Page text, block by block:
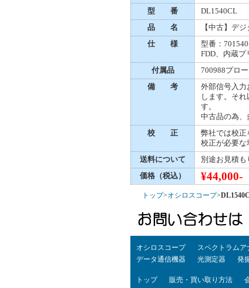
型 番
DL1540CL
品 名
【中古】デ
仕 様
型番：
FDD、内蔵プ
付属品
700988プロ
備 考
外部信号入力
します。そ
す。
中古品の為、
校 正
弊社では校正
校正が必要な
送料について
別途お見積も
価格（税込）
¥44,000-
トップ>オシロスコープ>
オシロスコープ スペクトラムア
データ通信機器
光測定器 発
トップ 販売・買い取り方法